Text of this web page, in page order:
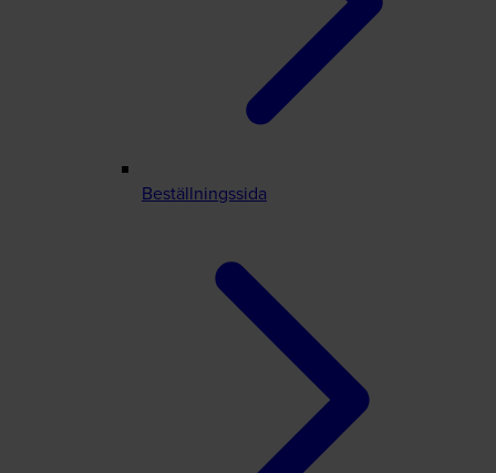
Beställningssida